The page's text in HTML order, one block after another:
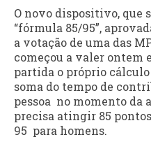
O novo dispositivo, que
“fórmula 85/95”,
a votação de uma das
começou a valer ontem
partida o próprio cálculo
soma do tempo de
pessoa no momento da
precisa atingir 85
95 para homens.